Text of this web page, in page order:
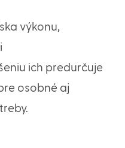
výkonu,
ich predurčuje
osobné aj